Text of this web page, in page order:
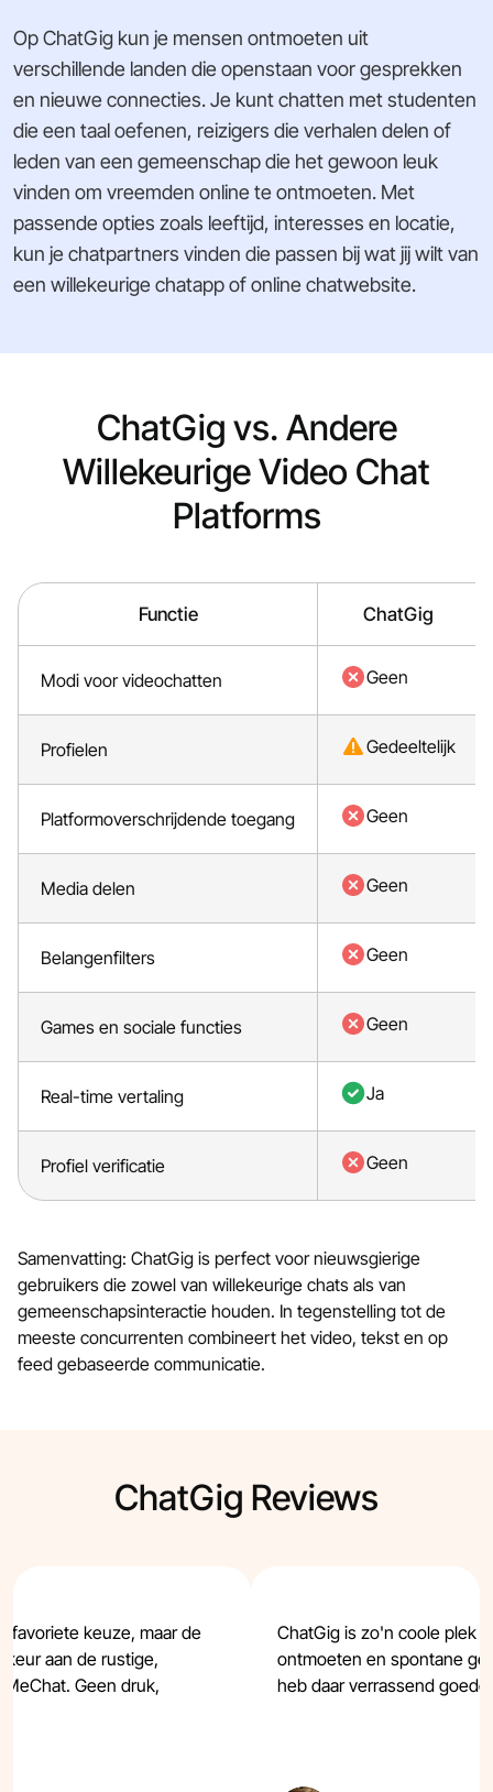
Op ChatGig kun je mensen ontmoeten uit
verschillende landen die openstaan voor gesprekken
en nieuwe connecties. Je kunt chatten met studenten
die een taal oefenen, reizigers die verhalen delen of
leden van een gemeenschap die het gewoon leuk
vinden om vreemden online te ontmoeten. Met
passende opties zoals leeftijd, interesses en locatie,
kun je chatpartners vinden die passen bij wat jij wilt van
een willekeurige chatapp of online chatwebsite.
ChatGig vs. Andere
Willekeurige Video Chat
Platforms
Functie ChatGig
Modi voor videochatten Geen
Profielen Gedeeltelijk
Platformoverschrijdende toegang Geen
Media delen Geen
Belangenfilters Geen
Games en sociale functies Geen
Real-time vertaling Ja
Profiel verificatie Geen
Samenvatting: ChatGig is perfect voor nieuwsgierige
gebruikers die zowel van willekeurige chats als van
gemeenschapsinteractie houden. In tegenstelling tot de
meeste concurrenten combineert het video, tekst en op
feed gebaseerde communicatie.
ChatGig Reviews
favoriete keuze, maar de
aan de rustige,
Geen druk,
ChatGig is zo'n coole plek
ontmoeten en spontane
heb daar verrassend